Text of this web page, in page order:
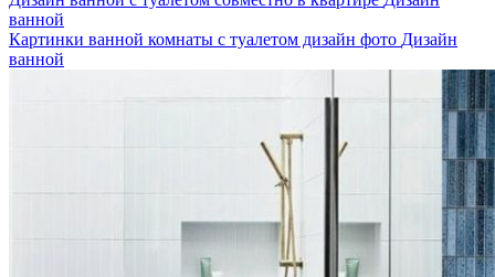
ванной
Картинки ванной комнаты с туалетом дизайн фото Дизайн
ванной